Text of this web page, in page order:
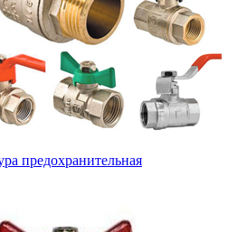
предохранительная